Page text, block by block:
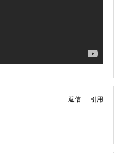
返信 引用